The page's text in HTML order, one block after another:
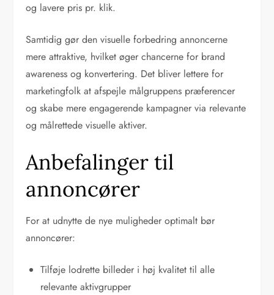
og lavere pris pr. klik.
Samtidig gør den visuelle forbedring annoncerne
mere attraktive, hvilket øger chancerne for brand
awareness og konvertering. Det bliver lettere for
marketingfolk at afspejle målgruppens præferencer
og skabe mere engagerende kampagner via relevante
og målrettede visuelle aktiver.
Anbefalinger til
annoncører
For at udnytte de nye muligheder optimalt bør
annoncører:
Tilføje lodrette billeder i høj kvalitet til alle
relevante aktivgrupper